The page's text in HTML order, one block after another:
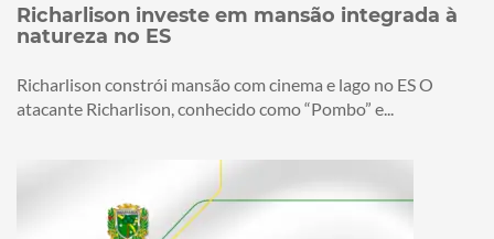
Richarlison investe em mansão integrada à
natureza no ES
Richarlison constrói mansão com cinema e lago no ES O
atacante Richarlison, conhecido como “Pombo” e...